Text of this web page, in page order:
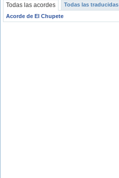
Todas las acordes Todas las traducidas
Acorde de El Chupete